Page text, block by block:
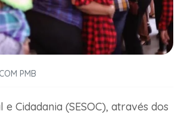
PMB
Cidadania (SESOC), através dos